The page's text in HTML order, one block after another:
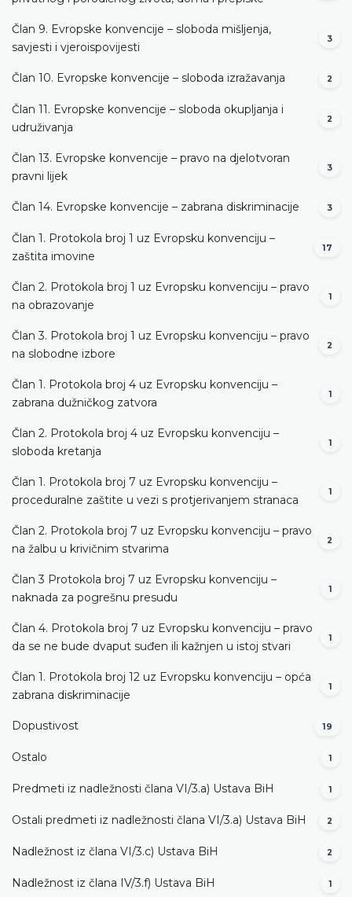
Član 9. Evropske konvencije – sloboda mišljenja,
savjesti i vjeroispovijesti
3
Član 10. Evropske konvencije – sloboda izražavanja 2
Član 11. Evropske konvencije – sloboda okupljanja i
udruživanja
2
Član 13. Evropske konvencije – pravo na djelotvoran
pravni lijek
3
Član 14. Evropske konvencije – zabrana diskriminacije 3
Član 1. Protokola broj 1 uz Evropsku konvenciju –
zaštita imovine
17
Član 2. Protokola broj 1 uz Evropsku konvenciju – pravo
na obrazovanje
1
Član 3. Protokola broj 1 uz Evropsku konvenciju – pravo
na slobodne izbore
2
Član 1. Protokola broj 4 uz Evropsku konvenciju –
zabrana dužničkog zatvora
1
Član 2. Protokola broj 4 uz Evropsku konvenciju –
sloboda kretanja
1
Član 1. Protokola broj 7 uz Evropsku konvenciju –
proceduralne zaštite u vezi s protjerivanjem stranaca
1
Član 2. Protokola broj 7 uz Evropsku konvenciju – pravo
na žalbu u krivičnim stvarima
2
Član 3 Protokola broj 7 uz Evropsku konvenciju –
naknada za pogrešnu presudu
1
Član 4. Protokola broj 7 uz Evropsku konvenciju – pravo
da se ne bude dvaput suđen ili kažnjen u istoj stvari
1
Član 1. Protokola broj 12 uz Evropsku konvenciju – opća
zabrana diskriminacije
1
Dopustivost 19
Ostalo 1
Predmeti iz nadležnosti člana VI/3.а) Ustava BiH 1
Ostali predmeti iz nadležnosti člana VI/3.а) Ustava BiH 2
Nadležnost iz člana VI/3.c) Ustava BiH 2
Nadležnost iz člana IV/3.f) Ustava BiH 1